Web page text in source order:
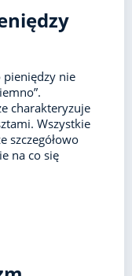
pieniędzy nie
charakteryzuje
Wszystkie
szczegółowo
na co się